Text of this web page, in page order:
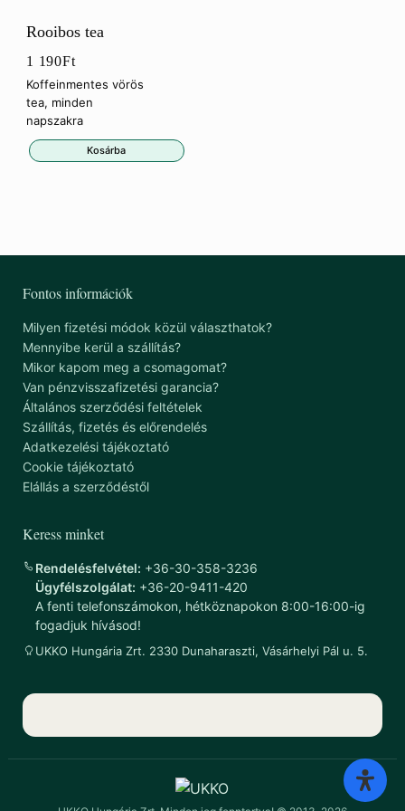
Rooibos tea
1 190Ft
Koffeinmentes vörös
tea, minden
napszakra
Kosárba
Fontos információk
Milyen fizetési módok közül választhatok?
Mennyibe kerül a szállítás?
Mikor kapom meg a csomagomat?
Van pénzvisszafizetési garancia?
Általános szerződési feltételek
Szállítás, fizetés és előrendelés
Adatkezelési tájékoztató
Cookie tájékoztató
Elállás a szerződéstől
Keress minket
Rendelésfelvétel: +36-30-358-3236
Ügyfélszolgálat: +36-20-9411-420
A fenti telefonszámokon, hétköznapokon 8:00-16:00-ig
fogadjuk hívásod!
UKKO Hungária Zrt. 2330 Dunaharaszti, Vásárhelyi Pál u. 5.